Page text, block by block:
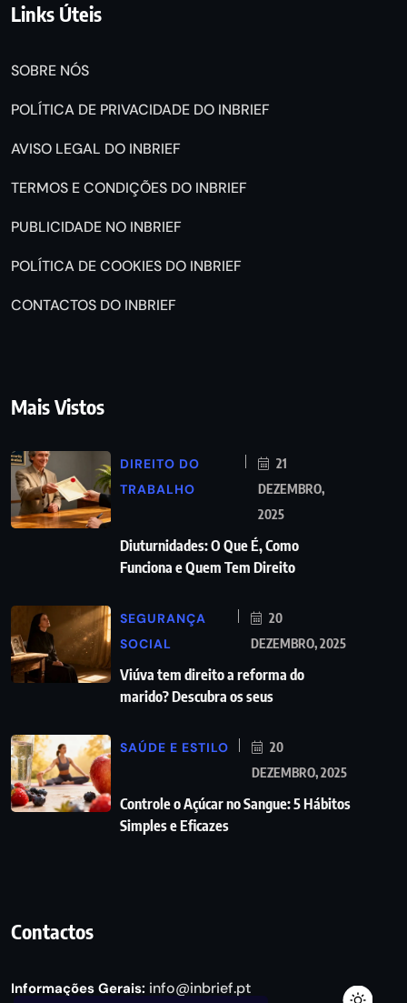
Links Úteis
SOBRE NÓS
POLÍTICA DE PRIVACIDADE DO INBRIEF
AVISO LEGAL DO INBRIEF
TERMOS E CONDIÇÕES DO INBRIEF
PUBLICIDADE NO INBRIEF
POLÍTICA DE COOKIES DO INBRIEF
CONTACTOS DO INBRIEF
Mais Vistos
DIREITO DO
TRABALHO
21
DEZEMBRO,
2025
Diuturnidades: O Que É, Como
Funciona e Quem Tem Direito
SEGURANÇA
SOCIAL
20
DEZEMBRO, 2025
Viúva tem direito a reforma do
marido? Descubra os seus
SAÚDE E ESTILO
20
DEZEMBRO, 2025
Controle o Açúcar no Sangue: 5 Hábitos
Simples e Eficazes
Contactos
Informações Gerais: info@inbrief.pt